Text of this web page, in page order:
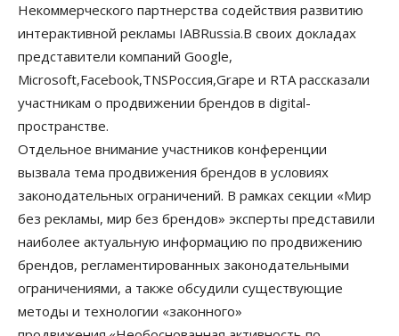
Некоммерческого партнерства содействия развитию
интерактивной рекламы IABRussia.В своих докладах
представители компаний Google,
Microsoft,Facebook,TNSРоссия,Grape и RTA рассказали
участникам о продвижении брендов в digital-
пространстве.
Отдельное внимание участников конференции
вызвала тема продвижения брендов в условиях
законодательных ограничений. В рамках секции «Мир
без рекламы, мир без брендов» эксперты представили
наиболее актуальную информацию по продвижению
брендов, регламентированных законодательными
ограничениями, а также обсудили существующие
методы и технологии «законного»